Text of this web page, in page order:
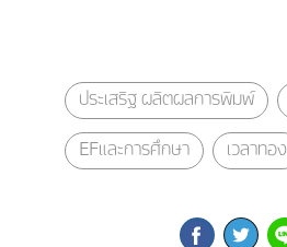
ประเสริฐ ผลิตผลการพิมพ์
EFและการศึกษา เวลาทอง